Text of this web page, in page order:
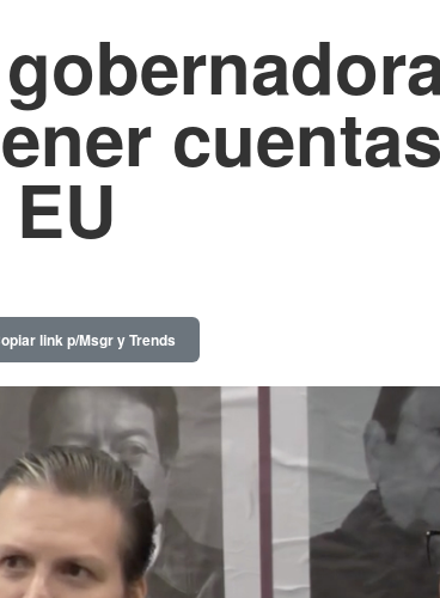
link p/Msgr y Trends